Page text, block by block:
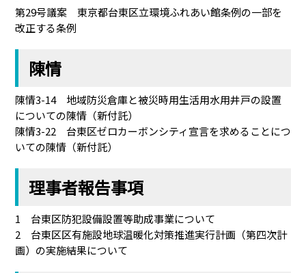
第29号議案 東京都台東区立環境ふれあい館条例の一部を
改正する条例
陳情
陳情3-14 地域防災倉庫と被災時用生活用水用井戸の設置
についての陳情（新付託）
陳情3-22 台東区ゼロカーボンシティ宣言を求めることにつ
いての陳情（新付託）
理事者報告事項
1 台東区防犯設備設置等助成事業について
2 台東区区有施設地球温暖化対策推進実行計画（第四次計
画）の実施結果について